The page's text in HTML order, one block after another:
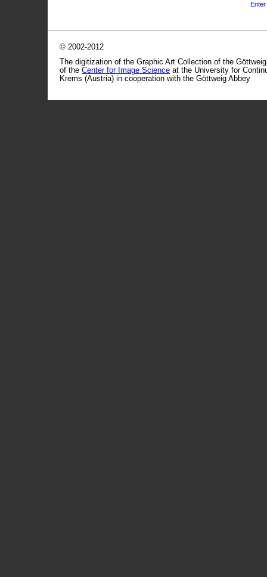
© 2002-2012
The digitization of the Graphic Art Collection of the
of the Center for Image Science at the University for
Krems (Austria) in cooperation with the Göttweig Abbey